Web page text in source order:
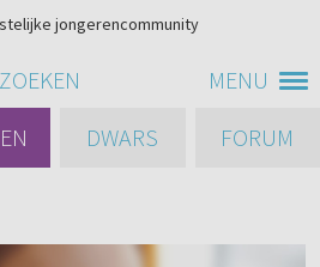
MENU
jongerencommunity
ZOEKEN
DWARS FORUM